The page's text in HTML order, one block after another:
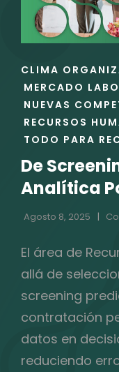
ENLACES
DE
LAS
CATEGORÍAS
CLIMA
MERCADO
NUEVAS
RECURSOS
TODO PARA
De
Analítica
Agosto 8, 2025
El área de
allá de
screening
contratación
datos en
reduciendo